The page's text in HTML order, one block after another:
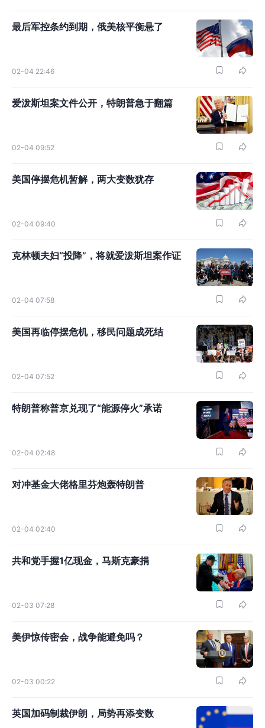
最后军控条约到期，俄美核平衡悬了
02-04 22:46
爱泼斯坦案文件公开，特朗普急于翻篇
02-04 09:52
美国停摆危机暂解，两大变数犹存
02-04 09:40
克林顿夫妇“投降”，将就爱泼斯坦案作证
02-04 07:58
美国再临停摆危机，移民问题成死结
02-04 07:52
特朗普称普京兑现了“能源停火”承诺
02-04 02:48
对冲基金大佬格里芬炮轰特朗普
02-04 02:40
共和党手握1亿现金，马斯克豪捐
02-03 07:28
美伊惊传密会，战争能避免吗？
02-03 00:22
英国加码制裁伊朗，局势再添变数